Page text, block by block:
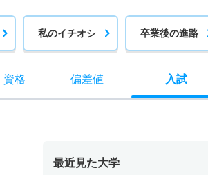
私のイチオシ 卒業後の進路
資格 偏差値 入試
最近見た大学